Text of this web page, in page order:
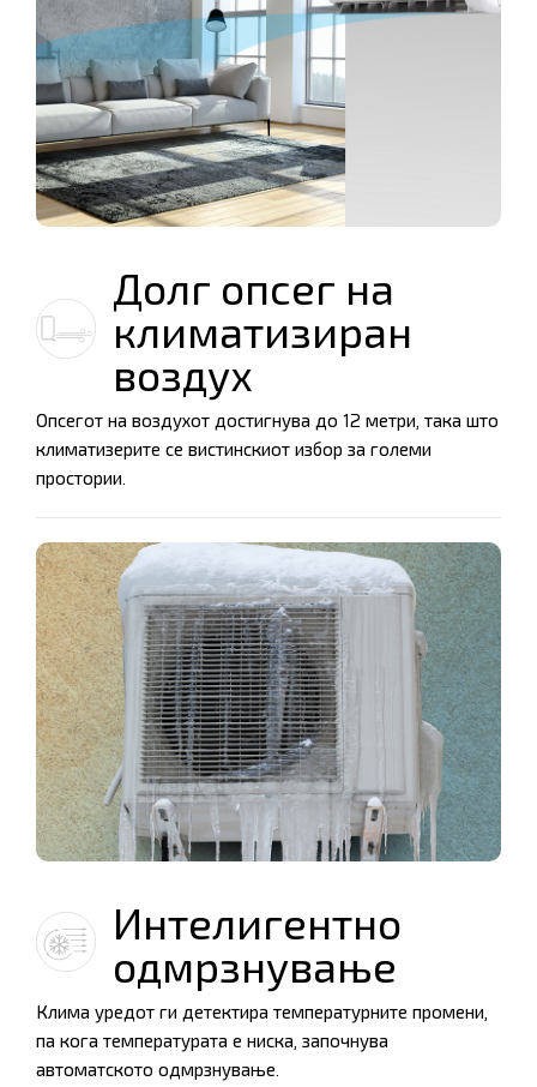
Долг опсег на
климатизиран
воздух
Опсегот на воздухот достигнува до 12 метри, така што
климатизерите се вистинскиот избор за големи
простории.
Интелигентно
одмрзнување
Клима уредот ги детектира температурните промени,
па кога температурата е ниска, започнува
автоматското одмрзнување.